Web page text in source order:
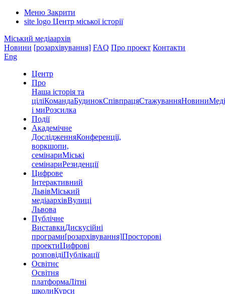
Меню Закрити
site logo Центр міської історії
Міський медіаархів
Новини [розархівування] FAQ Про проект Контакти
Eng
Центр
Про
Наша історія та
ціліКомандаБудинокСпівпрацяСтажуванняНовини
і миРозсилка
Події
Академічне
ДослідженняКонференції,
воркшопи,
семінариМіські
семінариРезиденції
Цифрове
Інтерактивний
ЛьвівМіський
медіаархівВулиці
Львова
Публічне
ВиставкиДискусійні
програми[розархівування]Просторові
проектиЦифрові
розповідіПублікації
Освітнє
Освітня
платформаЛітні
школиКурси